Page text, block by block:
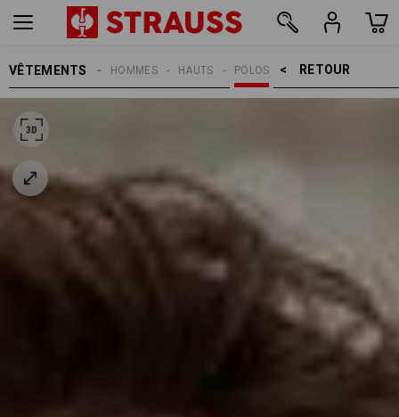
VÊTEMENTS RETOUR    >
POLOS
HAUTS
HOMMES